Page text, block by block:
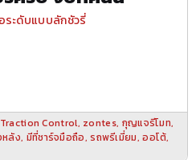
ระดับแบบลักชัวรี่
Traction Control, zontes, กุญแจรีโมท,
ลัง, มีที่ชาร์จมือถือ,รถพรีเมี่ยม,ออโต้,